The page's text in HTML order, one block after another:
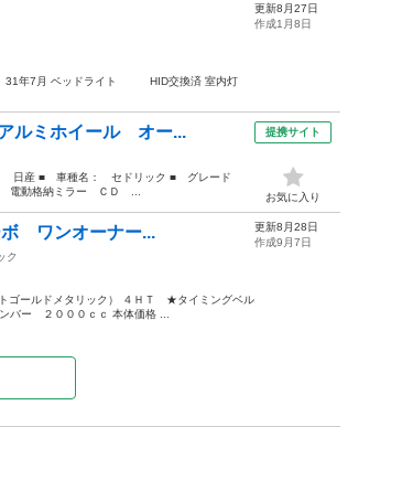
7月 ベッドライト HID交換済 室内灯
更新8月27日
作成1月8日
ルミホイール オー...
日産 ■ 車種名： セドリック ■ グレード
動格納ミラー ＣＤ ...
提携サイト
お気に入り
ボ ワンオーナー...
ク
ゴールドメタリック） ４ＨＴ ★タイミングベル
バー ２０００ｃｃ 本体価格 ...
更新8月28日
作成9月7日